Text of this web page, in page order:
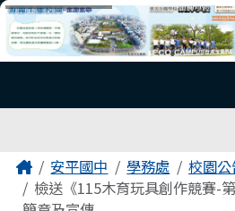
跳至主內容區
臺南市安平國中全球
主內容區域
Home安平國中 學務處
校園
檢送《115木育玩具創作競賽-
頁尾區域